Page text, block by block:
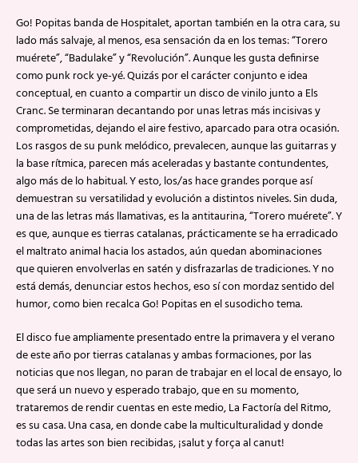
Go! Popitas banda de Hospitalet, aportan también en la otra cara, su
lado más salvaje, al menos, esa sensación da en los temas: “Torero
muérete”, “Badulake” y “Revolución”. Aunque les gusta definirse
como punk rock ye-yé. Quizás por el carácter conjunto e idea
conceptual, en cuanto a compartir un disco de vinilo junto a Els
Cranc. Se terminaran decantando por unas letras más incisivas y
comprometidas, dejando el aire festivo, aparcado para otra ocasión.
Los rasgos de su punk melódico, prevalecen, aunque las guitarras y
la base rítmica, parecen más aceleradas y bastante contundentes,
algo más de lo habitual. Y esto, los/as hace grandes porque así
demuestran su versatilidad y evolución a distintos niveles. Sin duda,
una de las letras más llamativas, es la antitaurina, “Torero muérete”. Y
es que, aunque es tierras catalanas, prácticamente se ha erradicado
el maltrato animal hacia los astados, aún quedan abominaciones
que quieren envolverlas en satén y disfrazarlas de tradiciones. Y no
está demás, denunciar estos hechos, eso sí con mordaz sentido del
humor, como bien recalca Go! Popitas en el susodicho tema.
El disco fue ampliamente presentado entre la primavera y el verano
de este año por tierras catalanas y ambas formaciones, por las
noticias que nos llegan, no paran de trabajar en el local de ensayo, lo
que será un nuevo y esperado trabajo, que en su momento,
trataremos de rendir cuentas en este medio, La Factoría del Ritmo,
es su casa. Una casa, en donde cabe la multiculturalidad y donde
todas las artes son bien recibidas, ¡salut y força al canut!